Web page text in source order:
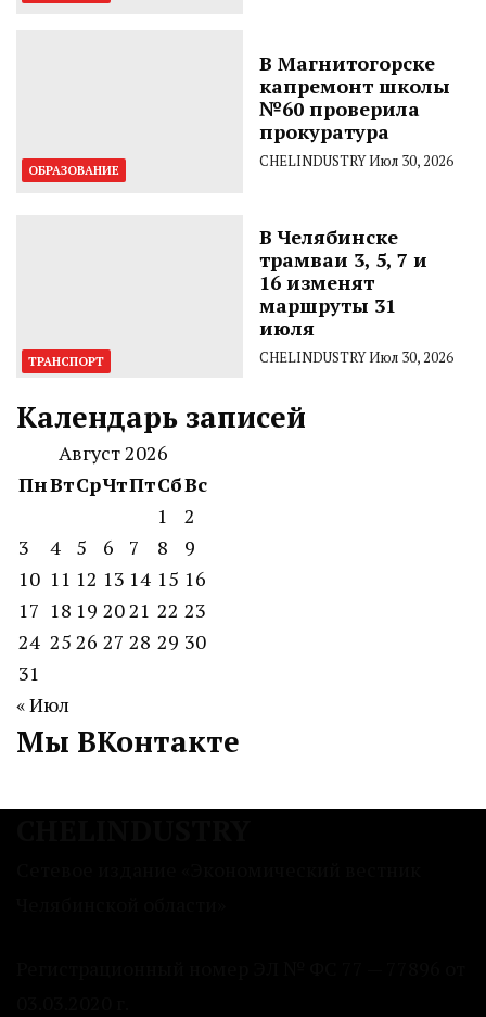
ОБРАЗОВАНИЕ
В Магнитогорске
капремонт школы
№60 проверила
прокуратура
CHELINDUSTRYИюл 30, 2026
ТРАНСПОРТ
В Челябинске
трамваи 3, 5, 7 и
16 изменят
маршруты 31
июля
CHELINDUSTRYИюл 30, 2026
Календарь записей
Август 2026
ПнВтСрЧтПтСбВс
1
2
3
4 5 6 7 8
9
10 11 12 13 14 15 16
17 18 19 2021 22 23
24 25 26 27 28 29 30
31
« Июл
Мы ВКонтакте